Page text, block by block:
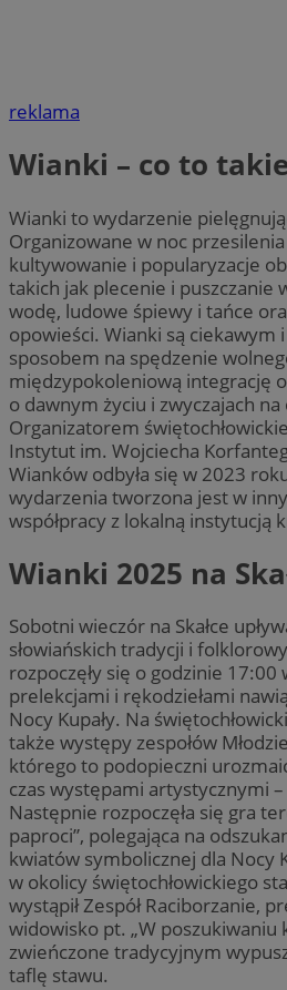
reklama
Wianki – co to
Wianki to wydarzenie
Organizowane w noc
kultywowanie i popularyzacje
takich jak plecenie i puszczanie
wodę, ludowe śpiewy i tańce
opowieści. Wianki są ciekawym
sposobem na spędzenie
międzypokoleniową integrację
o dawnym życiu i zwyczajach
Organizatorem
Instytut im. Wojciecha
Wianków odbyła się w 2023
wydarzenia tworzona jest w
współpracy z lokalną instytucją
Wianki 2025 na
Sobotni wieczór na Skałce
słowiańskich tradycji i
rozpoczęły się o godzinie 17:00
prelekcjami i rękodziełami
Nocy Kupały. Na
także występy zespołów
którego to podopieczni
czas występami artystycznymi
Następnie rozpoczęła się gra
paproci”, polegająca na
kwiatów symbolicznej dla Nocy
w okolicy świętochłowickiego
wystąpił Zespół Raciborzanie,
widowisko pt. „W poszukiwaniu
zwieńczone tradycyjnym
taflę stawu.